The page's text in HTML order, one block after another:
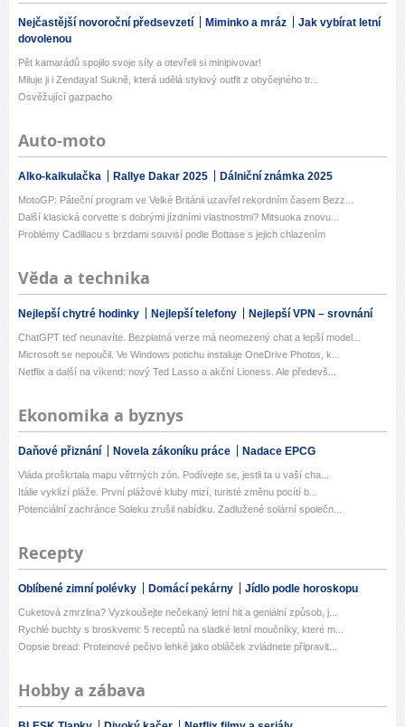
Nejčastější novoroční předsevzetí Miminko a mráz
Jak vybírat letní
dovolenou
Pět kamarádů spojilo svoje síly a otevřeli si minipivovar!
Miluje ji i Zendaya! Sukně, která udělá stylový outfit z obyčejného tr...
Osvěžující gazpacho
Auto-moto
Alko-kalkulačka Rallye Dakar 2025 Dálniční známka 2025
MotoGP: Páteční program ve Velké Británii uzavřel rekordním časem Bezz...
Další klasická corvette s dobrými jízdními vlastnostmi? Mitsuoka znovu...
Problémy Cadillacu s brzdami souvisí podle Bottase s jejich chlazením
Věda a technika
Nejlepší chytré hodinky Nejlepší telefony Nejlepší VPN – srovnání
ChatGPT teď neunavíte. Bezplatná verze má neomezený chat a lepší model...
Microsoft se nepoučil. Ve Windows potichu instaluje OneDrive Photos, k...
Netflix a další na víkend: nový Ted Lasso a akční Lioness. Ale předevš...
Ekonomika a byznys
Daňové přiznání Novela zákoníku práce Nadace EPCG
Vláda proškrtala mapu větrných zón. Podívejte se, jestli ta u vaší cha...
Itálie vyklízí pláže. První plážové kluby mizí, turisté změnu pocítí b...
Potenciální zachránce Soleku zrušil nabídku. Zadlužené solární společn...
Recepty
Oblíbené zimní polévky Domácí pekárny Jídlo podle horoskopu
Cuketová zmrzlina? Vyzkoušejte nečekaný letní hit a geniální způsob, j...
Rychlé buchty s broskvemi: 5 receptů na sladké letní moučníky, které m...
Oopsie bread: Proteinové pečivo lehké jako obláček zvládnete připravit...
Hobby a zábava